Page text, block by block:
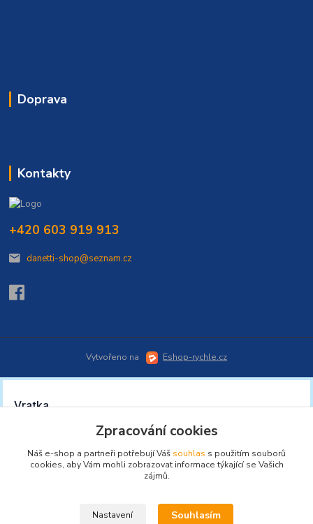
Doprava
Kontakty
+420 603 919 913
danetti-shop@seznam.cz
Vytvořeno na Eshop-rychle.cz
Zpracování cookies
Náš e-shop a partneři potřebují Váš souhlas s použitím souborů
cookies, aby Vám mohli zobrazovat informace týkající se Vašich
zájmů.
Nastavení Souhlasím